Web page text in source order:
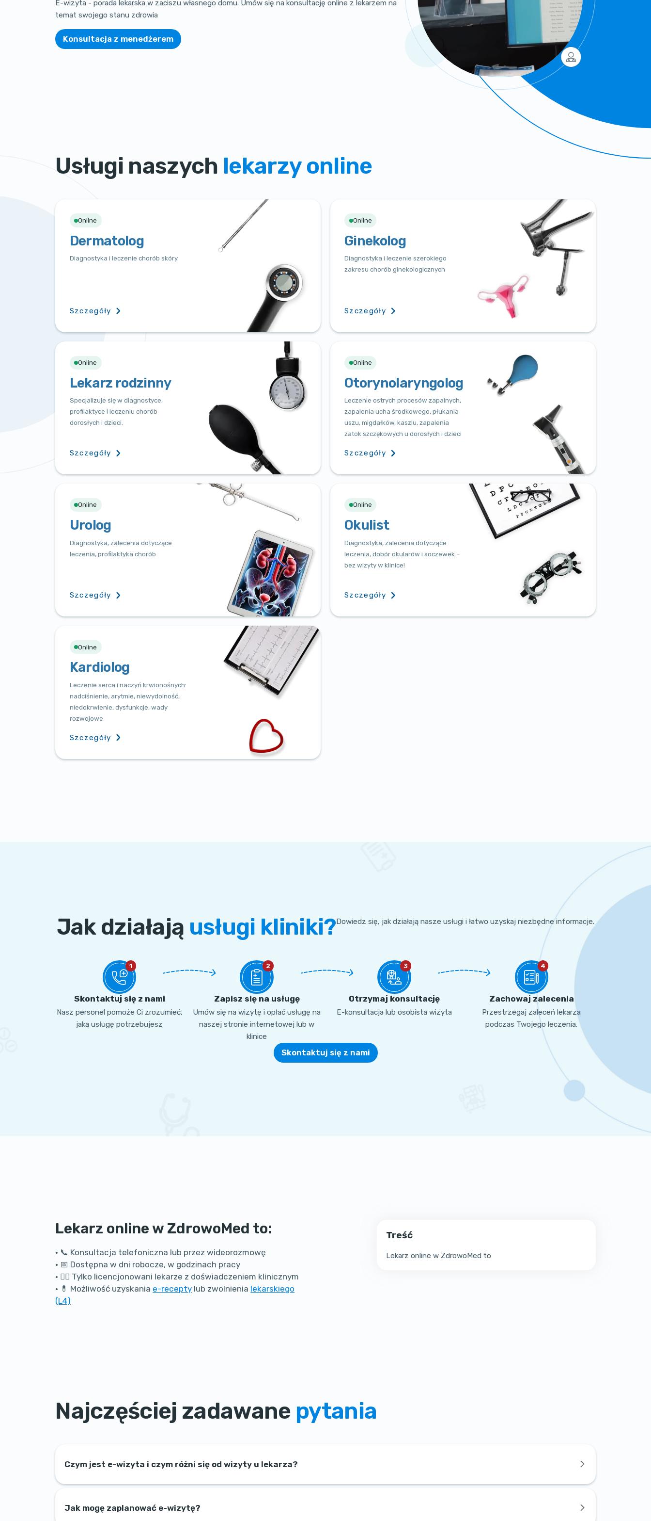
E-wizyta - porada lekarska w zaciszu własnego domu. Umów się na konsultację online z lekarzem na
temat swojego stanu zdrowia
Konsultacja z menedżerem
Usługi naszych lekarzy online
Online
Dermatolog
Diagnostyka i leczenie chorób skóry.
Szczegóły
Online
Ginekolog
Diagnostyka i leczenie szerokiego
zakresu chorób ginekologicznych
Szczegóły
Online
Lekarz rodzinny
Specjalizuje się w diagnostyce,
profilaktyce i leczeniu chorób
dorosłych i dzieci.
Szczegóły
Online
Оtorynolaryngolog
Leczenie ostrych procesów zapalnych,
zapalenia ucha środkowego, płukania
uszu, migdałków, kaszlu, zapalenia
zatok szczękowych u dorosłych i dzieci
Szczegóły
Online
Urolog
Diagnostyka, zalecenia dotyczące
leczenia, profilaktyka chorób
Szczegóły
Online
Okulist
Diagnostyka, zalecenia dotyczące
leczenia, dobór okularów i soczewek –
bez wizyty w klinice!
Szczegóły
Online
Kardiolog
Leczenie serca i naczyń krwionośnych:
nadciśnienie, arytmie, niewydolność,
niedokrwienie, dysfunkcje, wady
rozwojowe
Szczegóły
Jak działają usługi kliniki?Dowiedz się, jak działają nasze usługi i łatwo uzyskaj niezbędne informacje.
1
Skontaktuj się z nami
Nasz personel pomoże Ci zrozumieć,
jaką usługę potrzebujesz
2
Zapisz się na usługę
Umów się na wizytę i opłać usługę na
naszej stronie internetowej lub w
klinice
3
Otrzymaj konsultację
E-konsultacja lub osobista wizyta
4
Zachowaj zalecenia
Przestrzegaj zaleceń lekarza
podczas Twojego leczenia.
Skontaktuj się z nami
Lekarz online w ZdrowoMed to:
• 📞 Konsultacja telefoniczna lub przez wideorozmowę
• 📅 Dostępna w dni robocze, w godzinach pracy
• 👩‍⚕️ Tylko licencjonowani lekarze z doświadczeniem klinicznym
• 💊 Możliwość uzyskania e-recepty lub zwolnienia lekarskiego
(L4)
Treść
Lekarz online w ZdrowoMed to
Najczęściej zadawane pytania
Czym jest e-wizyta i czym różni się od wizyty u lekarza?
Jak mogę zaplanować e-wizytę?